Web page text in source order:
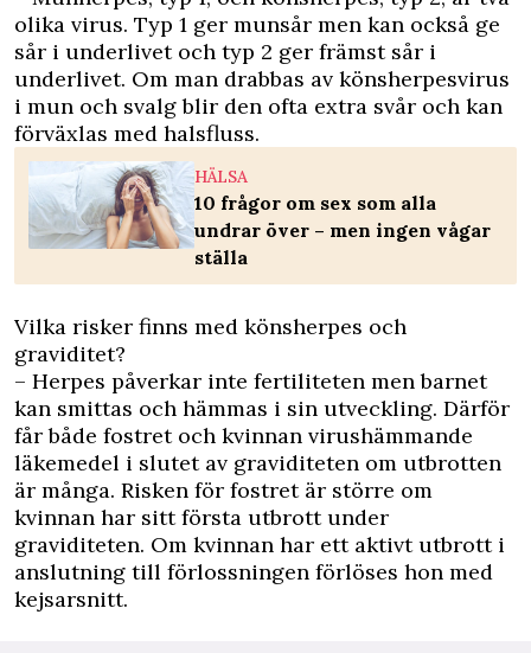
olika virus. Typ 1 ger munsår men kan också ge
sår i underlivet och typ 2 ger främst sår i
underlivet. Om man drabbas av könsherpesvirus
i mun och svalg blir den ofta extra svår och kan
förväxlas med halsfluss.
HÄLSA
10 frågor om sex som alla
undrar över – men ingen vågar
ställa
Vilka risker finns med könsherpes och
graviditet?
– Herpes påverkar inte fertiliteten men barnet
kan smittas och hämmas i sin utveckling. Därför
får både fostret och kvinnan virushämmande
läkemedel i slutet av graviditeten om utbrotten
är många. Risken för fostret är större om
kvinnan har sitt första utbrott under
graviditeten. Om kvinnan har ett aktivt utbrott i
anslutning till förlossningen förlöses hon med
kejsarsnitt.